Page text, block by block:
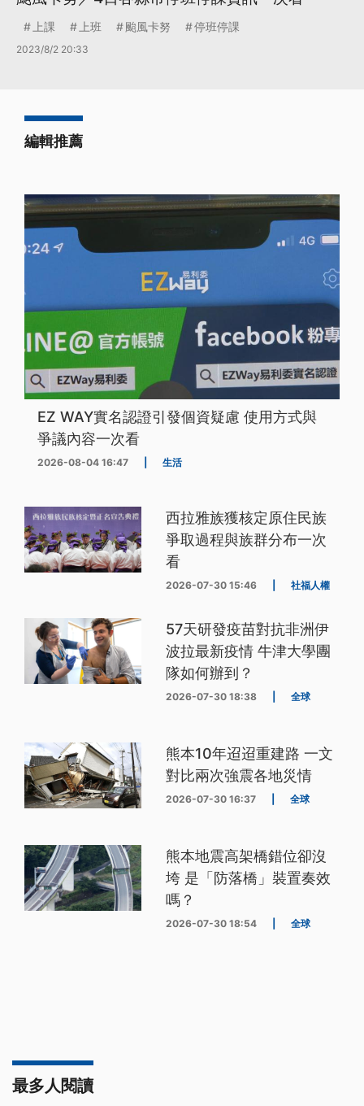
上課 上班 颱風卡努 停班停課
2023/8/2 20:33
編輯推薦
EZ WAY實名認證引發個資疑慮 使用方式與
爭議內容一次看
2026-08-04 16:47 生活
西拉雅族獲核定原住民族
爭取過程與族群分布一次
看
2026-07-30 15:46 社福人權
57天研發疫苗對抗非洲伊
波拉最新疫情 牛津大學團
隊如何辦到？
2026-07-30 18:38 全球
熊本10年迢迢重建路 一文
對比兩次強震各地災情
2026-07-30 16:37 全球
熊本地震高架橋錯位卻沒
垮 是「防落橋」裝置奏效
嗎？
2026-07-30 18:54 全球
最多人閱讀